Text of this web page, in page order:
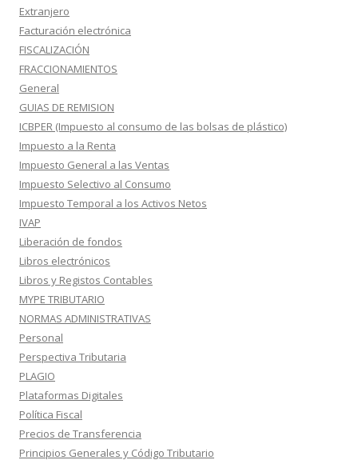
Extranjero
Facturación electrónica
FISCALIZACIÓN
FRACCIONAMIENTOS
General
GUIAS DE REMISION
ICBPER (Impuesto al consumo de las bolsas de plástico)
Impuesto a la Renta
Impuesto General a las Ventas
Impuesto Selectivo al Consumo
Impuesto Temporal a los Activos Netos
IVAP
Liberación de fondos
Libros electrónicos
Libros y Registos Contables
MYPE TRIBUTARIO
NORMAS ADMINISTRATIVAS
Personal
Perspectiva Tributaria
PLAGIO
Plataformas Digitales
Política Fiscal
Precios de Transferencia
Principios Generales y Código Tributario